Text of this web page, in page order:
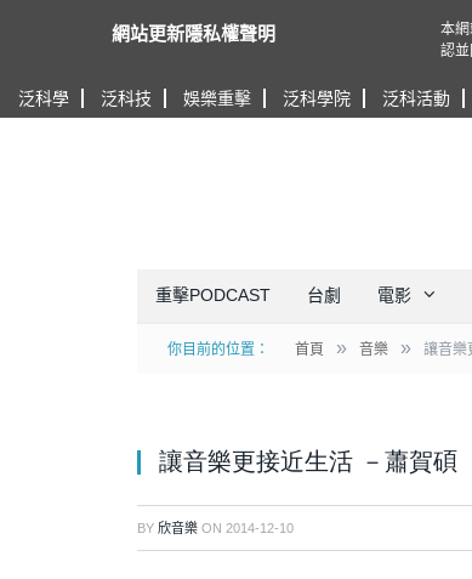
泛科學 泛科技 娛樂重擊 泛科學院 泛科活動
重擊PODCAST 台劇 電影
你目前的位置： 首頁 » 音樂 » 讓音樂
讓音樂更接近生活 －蕭賀碩
BY 欣音樂 ON 2014-12-10
網站更新隱私權聲明
本
認並